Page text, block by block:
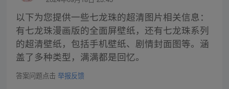
以下为您提供一些七龙珠的超清图片相关信息：
有七龙珠漫画版的全面屏壁纸，还有七龙珠系列
的超清壁纸，包括手机壁纸、剧情封面图等。涵
盖了多种类型，满满都是回忆。
答案问题点击 举报反馈